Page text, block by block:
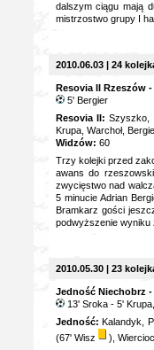
dalszym ciągu mają
mistrzostwo grupy I
2010.06.03 | 24
Resovia II Rzeszów
5' Bergier
Resovia II: Szyszko,
Krupa, Warchoł,
Widzów: 60
Trzy kolejki przed
awans do
zwycięstwo nad
5 minucie Adrian
Bramkarz gości
podwyższenie wyniku
2010.05.30 | 23
Jedność Niechobrz -
13' Sroka - 5'
Jedność: Kalandyk,
(67' Wisz
),